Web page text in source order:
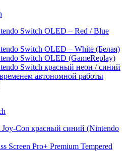
Switch OLED – Red / Blue
Switch OLED – White (Белая)
Switch OLED (GameReplay)
Switch красный неон / синий
автономной работы
Con красный синий (Nintendo
Screen Pro+ Premium Tempered